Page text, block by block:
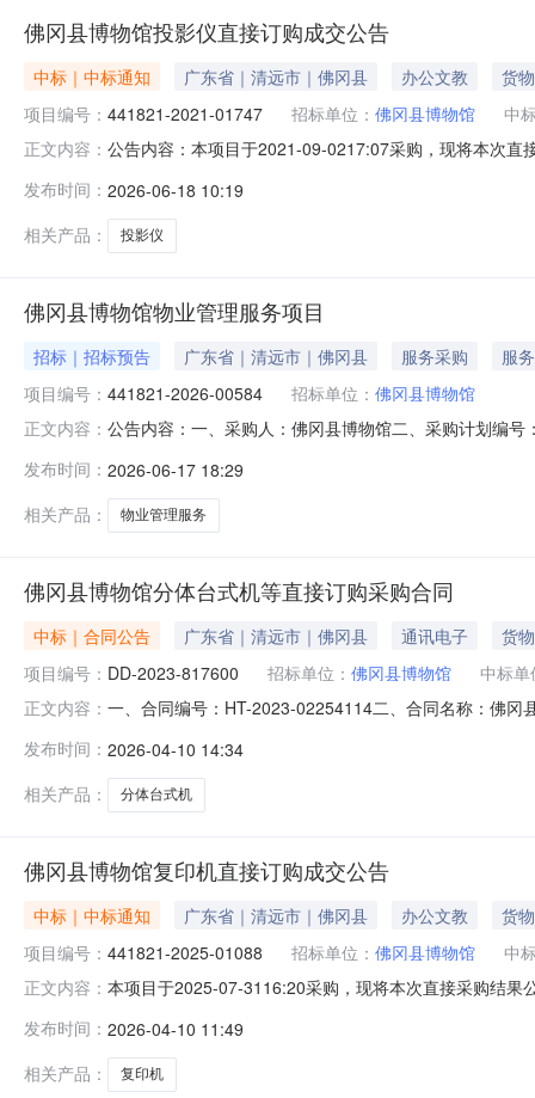
佛冈县博物馆投影仪直接订购成交公告
中标｜中标通知 广东省｜清远市｜佛冈县 办公文教
货物
项目编号： 441821-2021-01747 招标单位： 佛冈县博物馆
中
正文内容： 公告内容：本项目于2021-09-0217:07采购，现将本次
仪YX2000,YX2000;1￥3600.0000￥3600.00合计￥
发布时间： 2026-06-18 10:19
相关产品：
投影仪
佛冈县博物馆物业管理服务项目
招标｜招标预告 广东省｜清远市｜佛冈县 服务采购
服务
项目编号： 441821-2026-00584 招标单位： 佛冈县博物馆
正文内容： 公告内容：一、采购人：佛冈县博物馆二、采购计划编
发布时间： 2026-06-17 18:29
相关产品：
物业管理服务
佛冈县博物馆分体台式机等直接订购采购合同
中标｜合同公告 广东省｜清远市｜佛冈县 通讯电子
货物
项目编号： DD-2023-817600 招标单位： 佛冈县博物馆
中标单
正文内容： 一、合同编号：HT-2023-02254114二、合同名称：佛
69号联系方式：13922552126六、合同主要信息主要标
发布时间： 2026-04-10 14:34
相关产品：
分体台式机
佛冈县博物馆复印机直接订购成交公告
中标｜中标通知 广东省｜清远市｜佛冈县 办公文教
货物
项目编号： 441821-2025-01088 招标单位： 佛冈县博物馆
中
正文内容： 本项目于2025-07-3116:20采购，现将本次直接采购结
通/TOECMC2510CDN(2024版）彩色复合机（26ppm
发布时间： 2026-04-10 11:49
相关产品：
复印机